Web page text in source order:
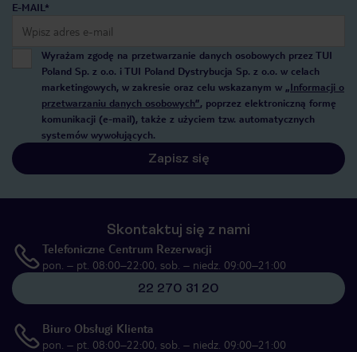
E-MAIL*
Wyrażam zgodę na przetwarzanie danych osobowych przez TUI
Poland Sp. z o.o. i TUI Poland Dystrybucja Sp. z o.o. w celach
marketingowych, w zakresie oraz celu wskazanym w „Informacji o
przetwarzaniu danych osobowych”, poprzez elektroniczną formę
komunikacji (e-mail), także z użyciem tzw. automatycznych
systemów wywołujących.
Zapisz się
Skontaktuj się z nami
Telefoniczne Centrum Rezerwacji
pon. – pt. 08:00–22:00, sob. – niedz. 09:00–21:00
22 270 31 20
Biuro Obsługi Klienta
pon. – pt. 08:00–22:00, sob. – niedz. 09:00–21:00